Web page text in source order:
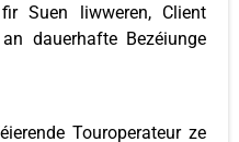
Suen liwweren, Client
dauerhafte Bezéiunge
Touroperateur ze